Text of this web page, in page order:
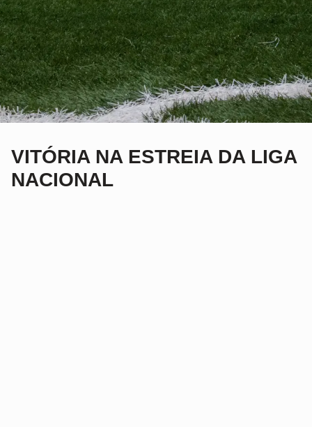
VITÓRIA NA ESTREIA DA LIGA
NACIONAL